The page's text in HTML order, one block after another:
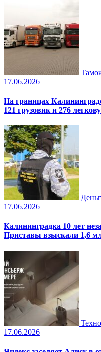
17.06.2026
На границах
121 грузовик и 276
17.06.2026
Калининградка 10 лет
Приставы взыскали 1,6
17.06.2026